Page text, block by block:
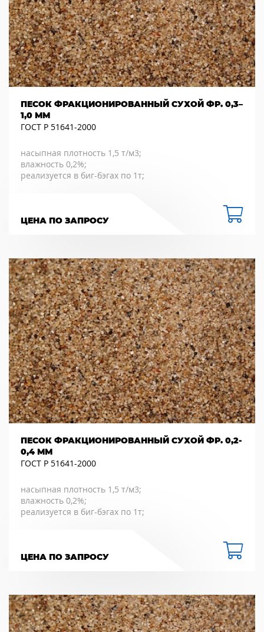
ПЕСОК ФРАКЦИОНИРОВАННЫЙ СУХОЙ ФР. 0,3–
1,0 ММ
ГОСТ Р 51641-2000
насыпная плотность 1,5 т/м3;
влажность 0,2%;
реализуется в биг-бэгах по 1т;
ЦЕНА ПО ЗАПРОСУ
ПЕСОК ФРАКЦИОНИРОВАННЫЙ СУХОЙ ФР. 0,2-
0,4 ММ
ГОСТ Р 51641-2000
насыпная плотность 1,5 т/м3;
влажность 0,2%;
реализуется в биг-бэгах по 1т;
ЦЕНА ПО ЗАПРОСУ